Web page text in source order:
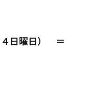
４日曜日） ＝